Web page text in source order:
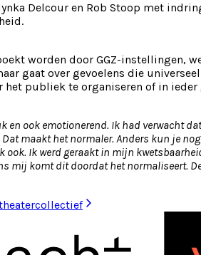
Delcour en Rob Stoop met
worden door GGZ-instellingen,
gaat over gevoelens die
het publiek te organiseren of in
en ook emotionerend. Ik had verwacht
maakt het normaler. Anders kun je
ook. Ik werd geraakt in mijn
mij komt dit doordat het normaliseert.